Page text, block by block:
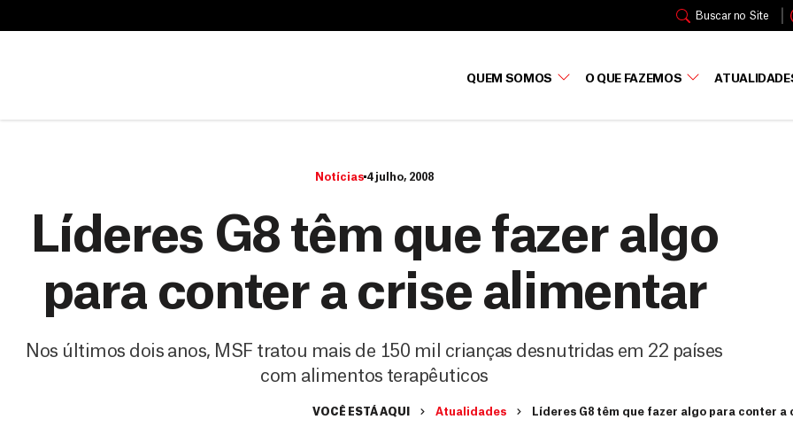
Buscar no Site
QUEM SOMOS O QUE FAZEMOS
c
Notícias 4 julho, 2008
Líderes G8 têm que fazer algo
para conter a crise alimentar
Nos últimos dois anos, MSF tratou mais de 150 mil crianças desnutridas em 22 países
com alimentos terapêuticos
VOCÊ ESTÁ AQUI Atualidades Líderes G8 têm que fazer algo para conter a
a